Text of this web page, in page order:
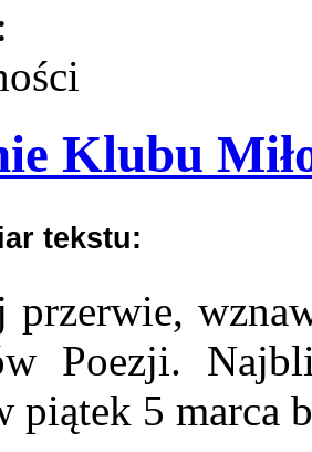
Klubu
tekstu:
przerwie,
Poezji.
piątek 5 marca